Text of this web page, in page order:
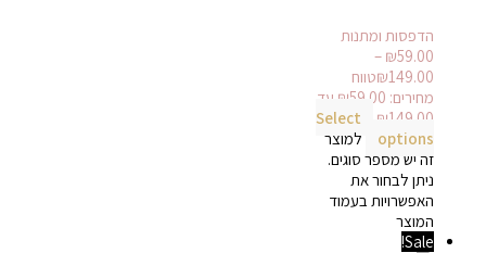
הדפסות ומתנות
₪59.00
–
₪149.00
טווח
מחירים: ⁦₪59.00⁩ עד
Select
options
למוצר
זה יש מספר סוגים.
ניתן לבחור את
האפשרויות בעמוד
המוצר
Sale!